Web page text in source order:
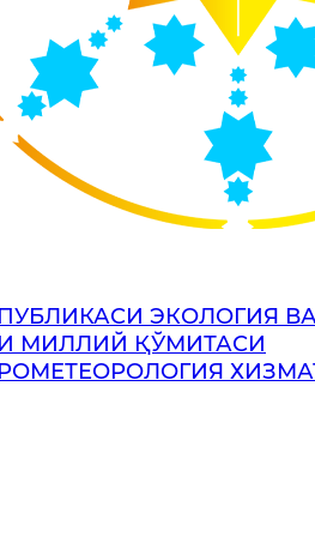
ЭКОЛОГИЯ
МИЛЛИЙ ҚЎМИТАСИ